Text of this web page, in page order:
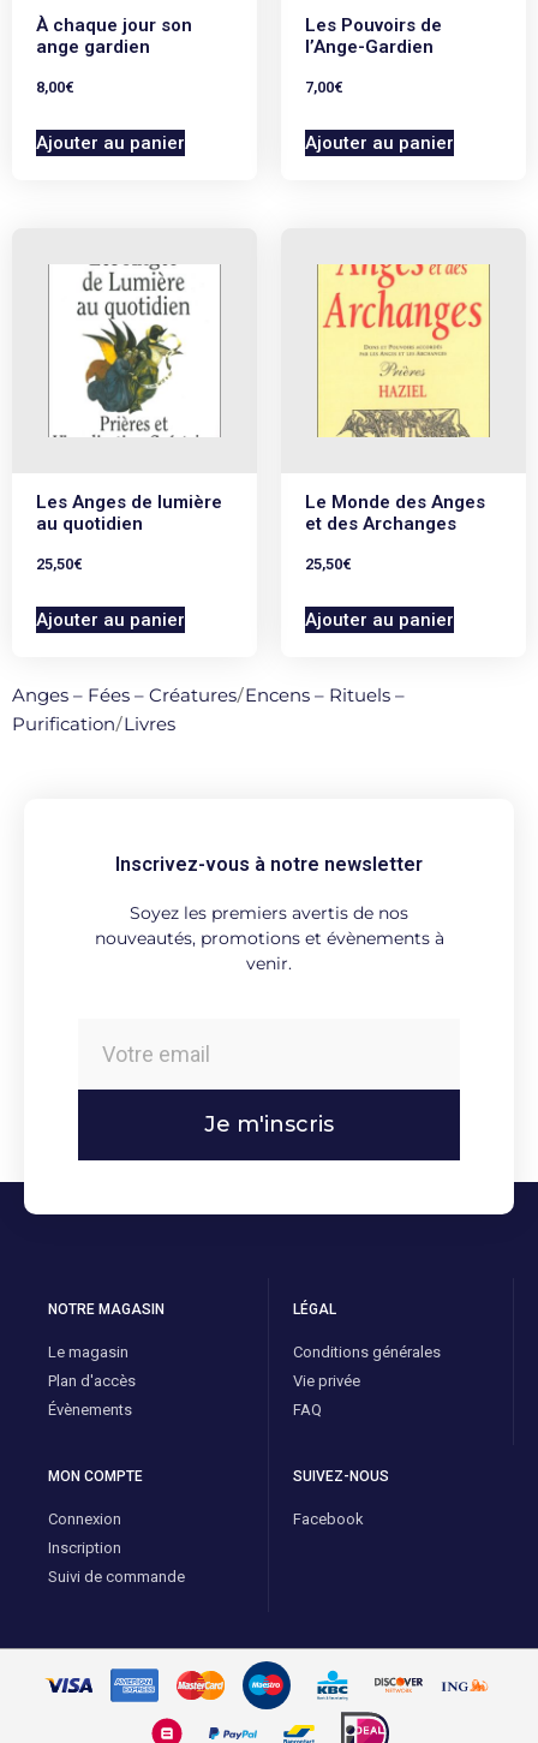
À chaque jour son
ange gardien
8,00€
Ajouter au panier
Les Pouvoirs de
l’Ange-Gardien
7,00€
Ajouter au panier
Les Anges de lumière
au quotidien
25,50€
Ajouter au panier
Le Monde des Anges
et des Archanges
25,50€
Ajouter au panier
Anges – Fées – Créatures/Encens – Rituels –
Purification/Livres
Inscrivez-vous à notre newsletter
Soyez les premiers avertis de nos
nouveautés, promotions et évènements à
venir.
Je m'inscris
NOTRE MAGASIN
Le magasin
Plan d'accès
Évènements
LÉGAL
Conditions générales
Vie privée
FAQ
MON COMPTE
Connexion
Inscription
Suivi de commande
SUIVEZ-NOUS
Facebook